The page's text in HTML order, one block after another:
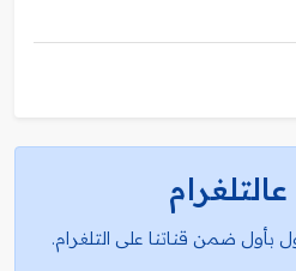
عالتلغرام
بأول ضمن قناتنا على التلغرام.